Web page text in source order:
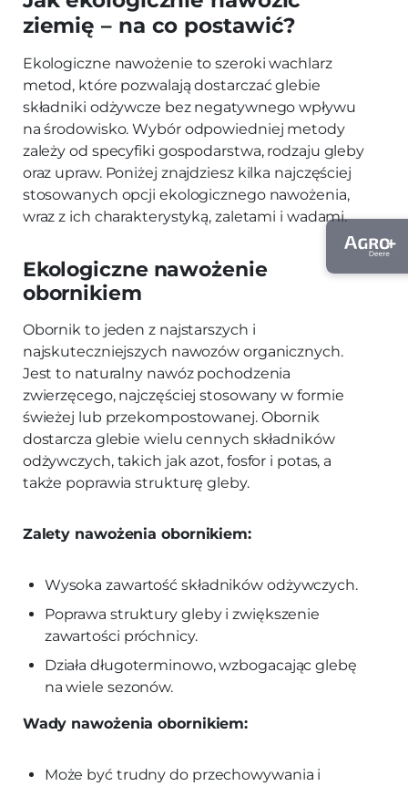
ziemię – na co postawić?
Ekologiczne nawożenie to szeroki wachlarz
metod, które pozwalają dostarczać glebie
składniki odżywcze bez negatywnego wpływu
na środowisko. Wybór odpowiedniej metody
zależy od specyfiki gospodarstwa, rodzaju gleby
oraz upraw. Poniżej znajdziesz kilka najczęściej
stosowanych opcji ekologicznego nawożenia,
wraz z ich charakterystyką, zaletami i wadami.
Ekologiczne nawożenie
obornikiem
Obornik to jeden z najstarszych i
najskuteczniejszych nawozów organicznych.
Jest to naturalny nawóz pochodzenia
zwierzęcego, najczęściej stosowany w formie
świeżej lub przekompostowanej. Obornik
dostarcza glebie wielu cennych składników
odżywczych, takich jak azot, fosfor i potas, a
także poprawia strukturę gleby.
Zalety nawożenia obornikiem:
Wysoka zawartość składników odżywczych.
Poprawa struktury gleby i zwiększenie
zawartości próchnicy.
Działa długoterminowo, wzbogacając glebę
na wiele sezonów.
Wady nawożenia obornikiem:
Może być trudny do przechowywania i